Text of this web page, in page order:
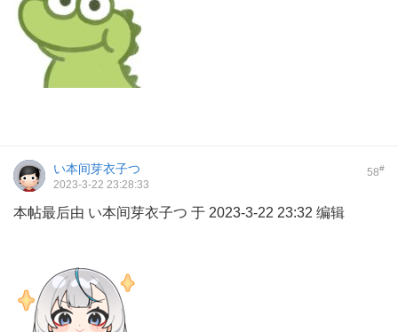
58#
い本间芽衣子つ
2023-3-22 23:28:33
本帖最后由 い本间芽衣子つ 于 2023-3-22 23:32 编辑